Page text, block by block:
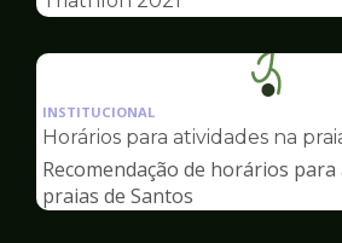
da
pagina
INSTITUCIONAL
Horários para atividades na
Recomendação de horários para
praias de Santos